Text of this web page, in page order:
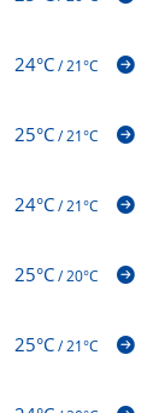
24°C/21°C
25°C/21°C
24°C/21°C
25°C/20°C
25°C/21°C